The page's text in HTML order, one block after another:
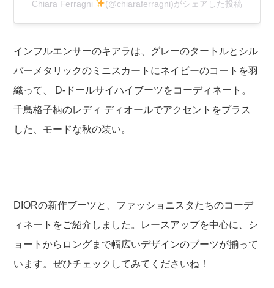
Chiara Ferragni (@chiaraferragni)がシェアした投稿
インフルエンサーのキアラは、グレーのタートルとシル
バーメタリックのミニスカートにネイビーのコートを羽
織って、 D-ドールサイハイブーツをコーディネート。
千鳥格子柄のレディ ディオールでアクセントをプラス
した、モードな秋の装い。
DIORの新作ブーツと、ファッショニスタたちのコーデ
ィネートをご紹介しました。レースアップを中心に、シ
ョートからロングまで幅広いデザインのブーツが揃って
います。ぜひチェックしてみてくださいね！